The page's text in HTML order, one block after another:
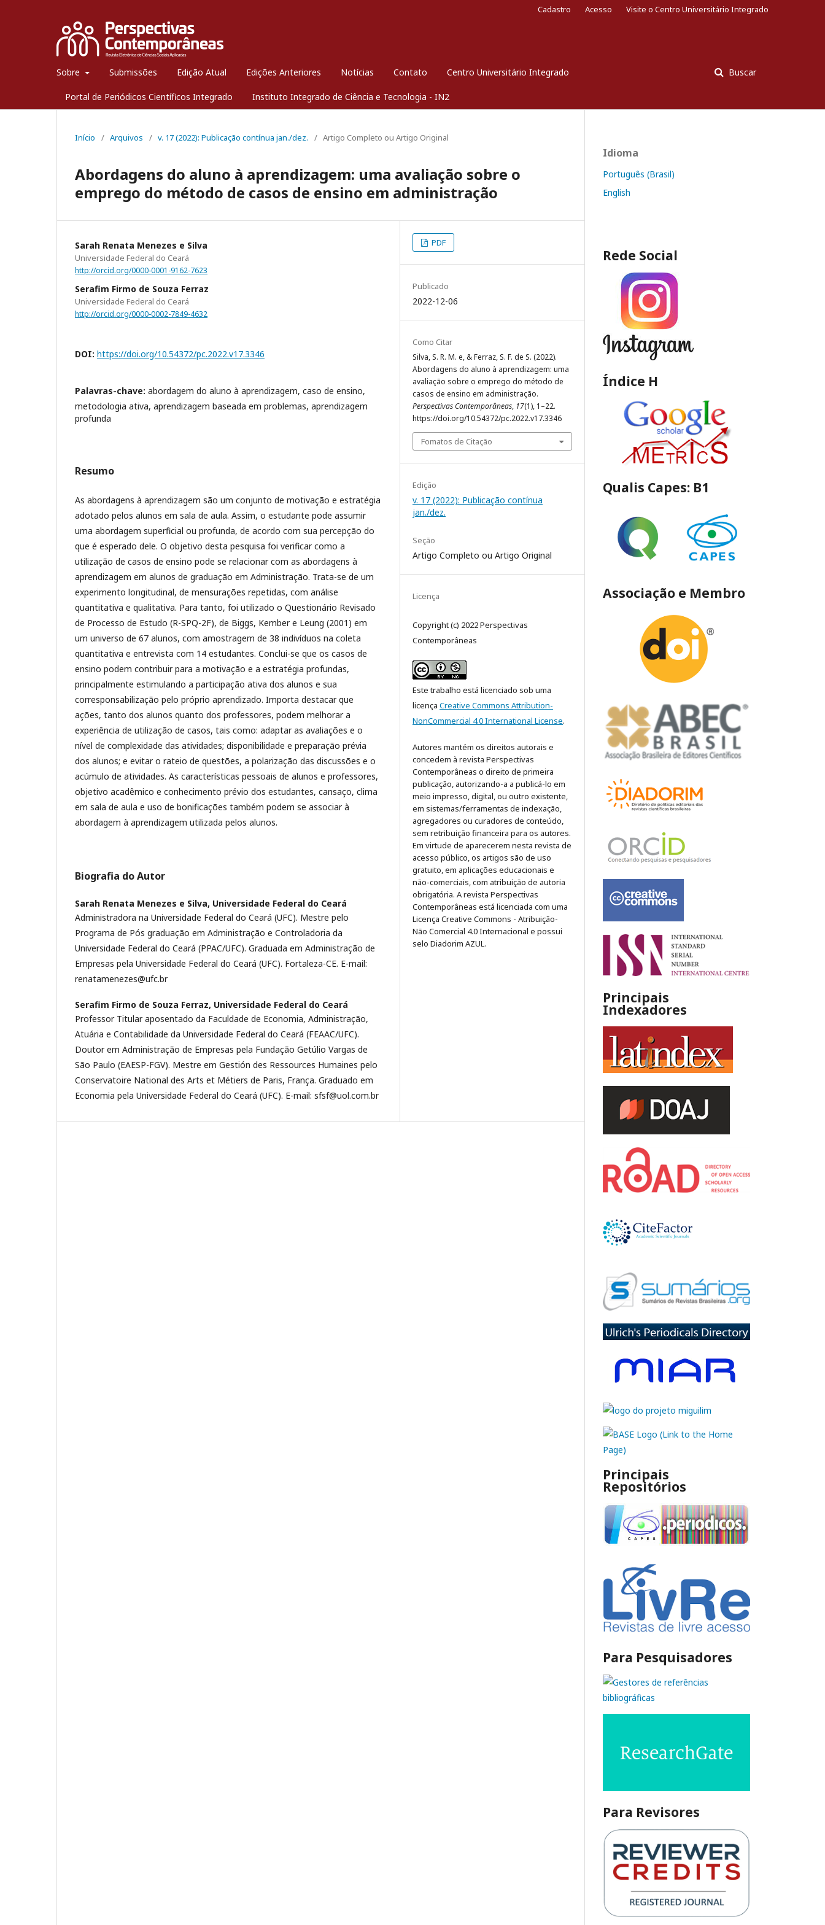
Sobre Submissões Edição Atual Edições Anteriores Notícias Contato Centro Universitário Integrado
Portal de Periódicos Científicos Integrado Instituto Integrado de Ciência e Tecnologia - IN2
Buscar
Cadastro Acesso Visite o Centro Universitário Integrado
Início / Arquivos / v. 17 (2022): Publicação contínua jan./dez. / Artigo Completo ou Artigo Original
Abordagens do aluno à aprendizagem: uma avaliação sobre o
emprego do método de casos de ensino em administração
Sarah Renata Menezes e Silva
Universidade Federal do Ceará
http://orcid.org/0000-0001-9162-7623
Serafim Firmo de Souza Ferraz
Universidade Federal do Ceará
http://orcid.org/0000-0002-7849-4632
DOI: https://doi.org/10.54372/pc.2022.v17.3346
Palavras-chave: abordagem do aluno à aprendizagem, caso de ensino,
metodologia ativa, aprendizagem baseada em problemas, aprendizagem
profunda
Resumo
As abordagens à aprendizagem são um conjunto de motivação e estratégia
adotado pelos alunos em sala de aula. Assim, o estudante pode assumir
uma abordagem superficial ou profunda, de acordo com sua percepção do
que é esperado dele. O objetivo desta pesquisa foi verificar como a
utilização de casos de ensino pode se relacionar com as abordagens à
aprendizagem em alunos de graduação em Administração. Trata-se de um
experimento longitudinal, de mensurações repetidas, com análise
quantitativa e qualitativa. Para tanto, foi utilizado o Questionário Revisado
de Processo de Estudo (R-SPQ-2F), de Biggs, Kember e Leung (2001) em
um universo de 67 alunos, com amostragem de 38 indivíduos na coleta
quantitativa e entrevista com 14 estudantes. Conclui-se que os casos de
ensino podem contribuir para a motivação e a estratégia profundas,
principalmente estimulando a participação ativa dos alunos e sua
corresponsabilização pelo próprio aprendizado. Importa destacar que
ações, tanto dos alunos quanto dos professores, podem melhorar a
experiência de utilização de casos, tais como: adaptar as avaliações e o
nível de complexidade das atividades; disponibilidade e preparação prévia
dos alunos; e evitar o rateio de questões, a polarização das discussões e o
acúmulo de atividades. As características pessoais de alunos e professores,
objetivo acadêmico e conhecimento prévio dos estudantes, cansaço, clima
em sala de aula e uso de bonificações também podem se associar à
abordagem à aprendizagem utilizada pelos alunos.
Biografia do Autor
Sarah Renata Menezes e Silva, Universidade Federal do Ceará
Administradora na Universidade Federal do Ceará (UFC). Mestre pelo
Programa de Pós graduação em Administração e Controladoria da
Universidade Federal do Ceará (PPAC/UFC). Graduada em Administração de
Empresas pela Universidade Federal do Ceará (UFC). Fortaleza-CE. E-mail:
renatamenezes@ufc.br
Serafim Firmo de Souza Ferraz, Universidade Federal do Ceará
Professor Titular aposentado da Faculdade de Economia, Administração,
Atuária e Contabilidade da Universidade Federal do Ceará (FEAAC/UFC).
Doutor em Administração de Empresas pela Fundação Getúlio Vargas de
São Paulo (EAESP-FGV). Mestre em Gestión des Ressources Humaines pelo
Conservatoire National des Arts et Métiers de Paris, França. Graduado em
Economia pela Universidade Federal do Ceará (UFC). E-mail: sfsf@uol.com.br
PDF
Publicado
2022-12-06
Como Citar
Silva, S. R. M. e, & Ferraz, S. F. de S. (2022).
Abordagens do aluno à aprendizagem: uma
avaliação sobre o emprego do método de
casos de ensino em administração.
Perspectivas Contemporâneas, 17(1), 1–22.
https://doi.org/10.54372/pc.2022.v17.3346
Fomatos de Citação
Edição
v. 17 (2022): Publicação contínua
jan./dez.
Seção
Artigo Completo ou Artigo Original
Licença
Copyright (c) 2022 Perspectivas
Contemporâneas
Este trabalho está licenciado sob uma
licença Creative Commons Attribution-
NonCommercial 4.0 International License.
Autores mantém os direitos autorais e
concedem à revista Perspectivas
Contemporâneas o direito de primeira
publicação, autorizando-a a publicá-lo em
meio impresso, digital, ou outro existente,
em sistemas/ferramentas de indexação,
agregadores ou curadores de conteúdo,
sem retribuição financeira para os autores.
Em virtude de aparecerem nesta revista de
acesso público, os artigos são de uso
gratuito, em aplicações educacionais e
não-comerciais, com atribuição de autoria
obrigatória. A revista Perspectivas
Contemporâneas está licenciada com uma
Licença Creative Commons - Atribuição-
Não Comercial 4.0 Internacional e possui
selo Diadorim AZUL.
Idioma
Português (Brasil)
English
Rede Social
Índice H
Qualis Capes: B1
Associação e Membro
Principais
Indexadores
Principais
Repositórios
Para Pesquisadores
Para Revisores